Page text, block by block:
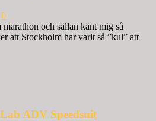
0
och sällan känt mig så
att Stockholm har varit så ”kul” att
ADV Speedsuit